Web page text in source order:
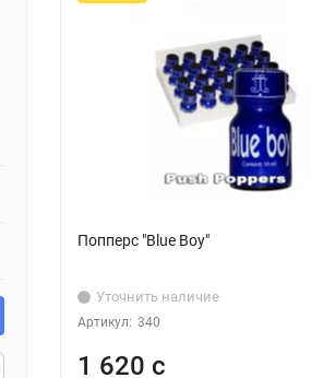
Попперс "Blue Boy"
Уточнить наличие
Артикул: 340
1 620 с